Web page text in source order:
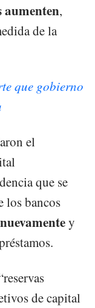
aumenten,
de la
que gobierno
el
que se
los bancos
y
de capital